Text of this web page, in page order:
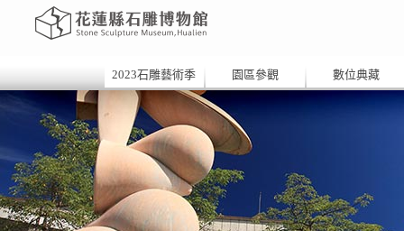
2023石雕藝術季 園區參觀 數位典藏